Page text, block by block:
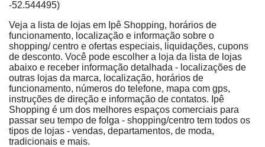
-52.544495)
Veja a lista de lojas em Ipê Shopping, horários de
funcionamento, localização e informação sobre o
shopping/ centro e ofertas especiais, liquidações, cupons
de desconto. Você pode escolher a loja da lista de lojas
abaixo e receber informação detalhada - localizações de
outras lojas da marca, localização, horários de
funcionamento, números do telefone, mapa com gps,
instruções de direção e informação de contatos. Ipê
Shopping é um dos melhores espaços comerciais para
passar seu tempo de folga - shopping/centro tem todos os
tipos de lojas - vendas, departamentos, de moda,
tradicionais e mais.